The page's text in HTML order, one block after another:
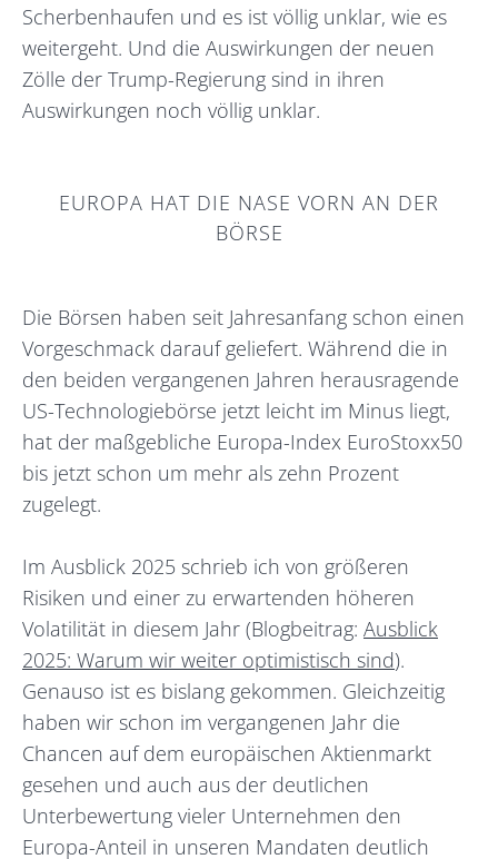
Scherbenhaufen und es ist völlig unklar, wie es
weitergeht. Und die Auswirkungen der neuen
Zölle der Trump-Regierung sind in ihren
Auswirkungen noch völlig unklar.
EUROPA HAT DIE NASE VORN AN DER
BÖRSE
Die Börsen haben seit Jahresanfang schon einen
Vorgeschmack darauf geliefert. Während die in
den beiden vergangenen Jahren herausragende
US-Technologiebörse jetzt leicht im Minus liegt,
hat der maßgebliche Europa-Index EuroStoxx50
bis jetzt schon um mehr als zehn Prozent
zugelegt.
Im Ausblick 2025 schrieb ich von größeren
Risiken und einer zu erwartenden höheren
Volatilität in diesem Jahr (Blogbeitrag: Ausblick
2025: Warum wir weiter optimistisch sind).
Genauso ist es bislang gekommen. Gleichzeitig
haben wir schon im vergangenen Jahr die
Chancen auf dem europäischen Aktienmarkt
gesehen und auch aus der deutlichen
Unterbewertung vieler Unternehmen den
Europa-Anteil in unseren Mandaten deutlich